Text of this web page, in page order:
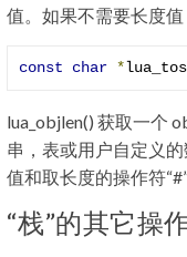
值。如果不需要长度
const char *
lua_objlen() 获取一个
串，表或用户自定义
值和取长度的操作符
“栈”的其它操